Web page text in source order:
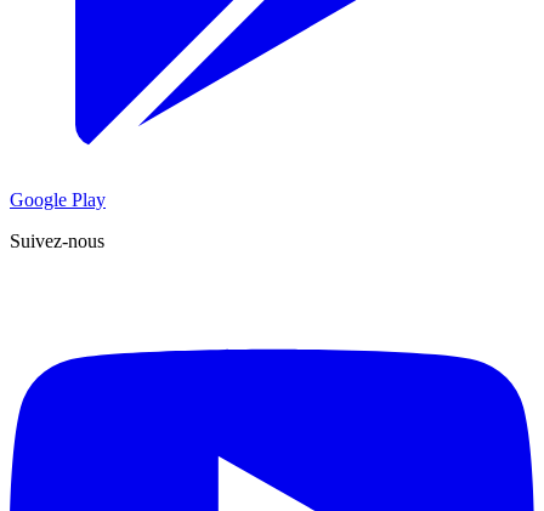
Google Play
Suivez-nous